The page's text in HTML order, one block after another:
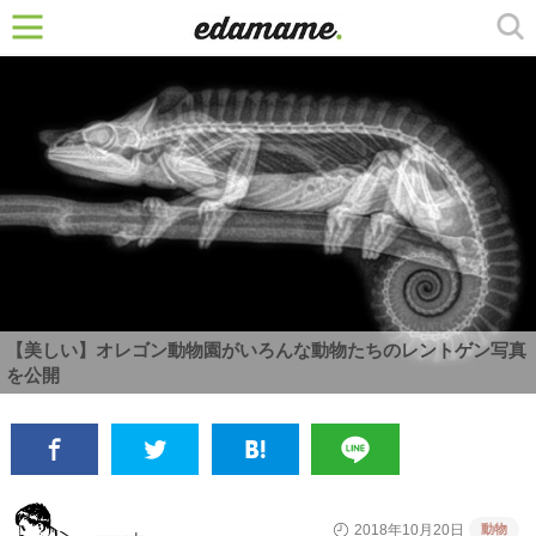
【美しい】オレゴン動物園がいろんな動物たちのレントゲン写真
を公開
2018年10月20日 動物